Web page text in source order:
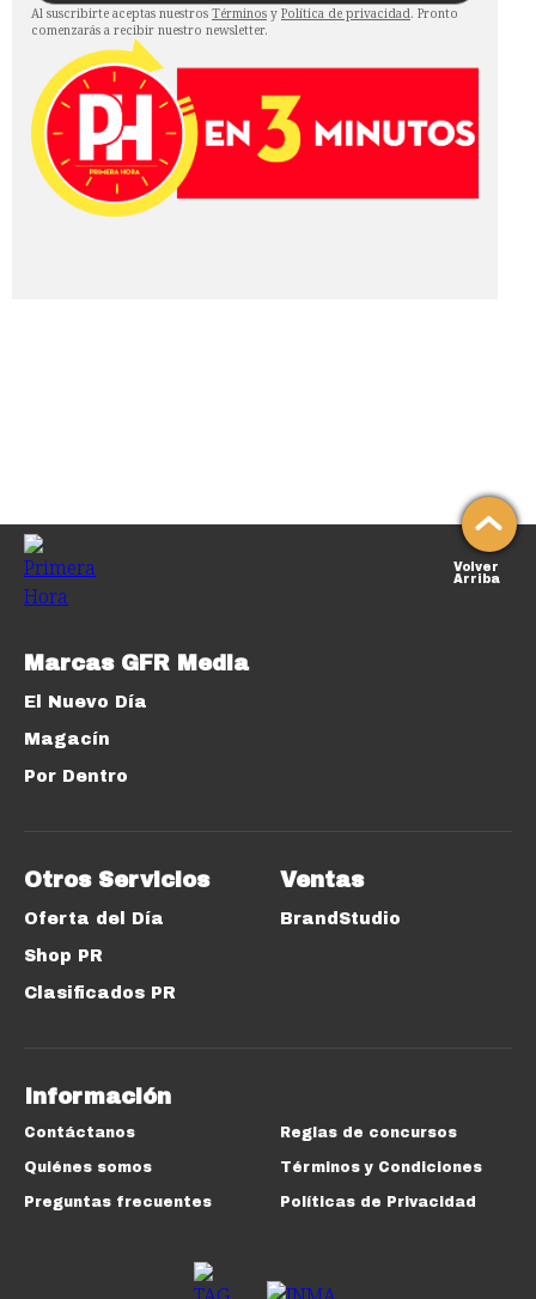
Al suscribirte aceptas nuestros Términos y Política de privacidad. Pronto
comenzarás a recibir nuestro newsletter.
Volver
Arriba
Marcas GFR Media
El Nuevo Día
Magacín
Por Dentro
Otros Servicios
Oferta del Día
Shop PR
Clasificados PR
Ventas
BrandStudio
Información
Contáctanos
Quiénes somos
Preguntas frecuentes
Reglas de concursos
Términos y Condiciones
Políticas de Privacidad